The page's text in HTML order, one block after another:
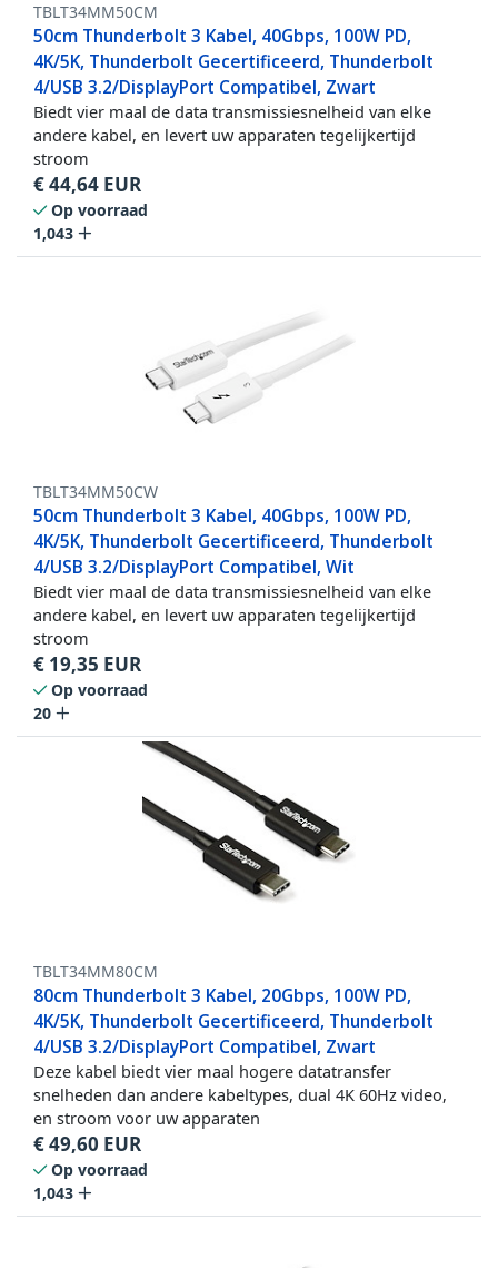
TBLT34MM50CM
50cm Thunderbolt 3 Kabel, 40Gbps, 100W PD,
4K/5K, Thunderbolt Gecertificeerd, Thunderbolt
4/USB 3.2/DisplayPort Compatibel, Zwart
Biedt vier maal de data transmissiesnelheid van elke
andere kabel, en levert uw apparaten tegelijkertijd
stroom
€44,64 EUR
Op voorraad
1,043
TBLT34MM50CW
50cm Thunderbolt 3 Kabel, 40Gbps, 100W PD,
4K/5K, Thunderbolt Gecertificeerd, Thunderbolt
4/USB 3.2/DisplayPort Compatibel, Wit
Biedt vier maal de data transmissiesnelheid van elke
andere kabel, en levert uw apparaten tegelijkertijd
stroom
€ 19,35 EUR
Op voorraad
20
TBLT34MM80CM
80cm Thunderbolt 3 Kabel, 20Gbps, 100W PD,
4K/5K, Thunderbolt Gecertificeerd, Thunderbolt
4/USB 3.2/DisplayPort Compatibel, Zwart
Deze kabel biedt vier maal hogere datatransfer
snelheden dan andere kabeltypes, dual 4K 60Hz video,
en stroom voor uw apparaten
€49,60 EUR
Op voorraad
1,043